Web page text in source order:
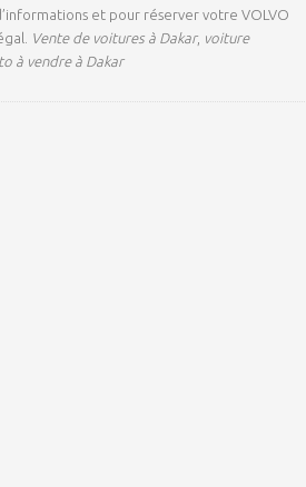
et pour réserver votre VOLVO
Vente de voitures à Dakar, voiture
à vendre à Dakar